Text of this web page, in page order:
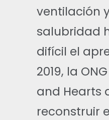
ventilación
salubridad
difícil el
2019, la
and Hearts
reconstruir